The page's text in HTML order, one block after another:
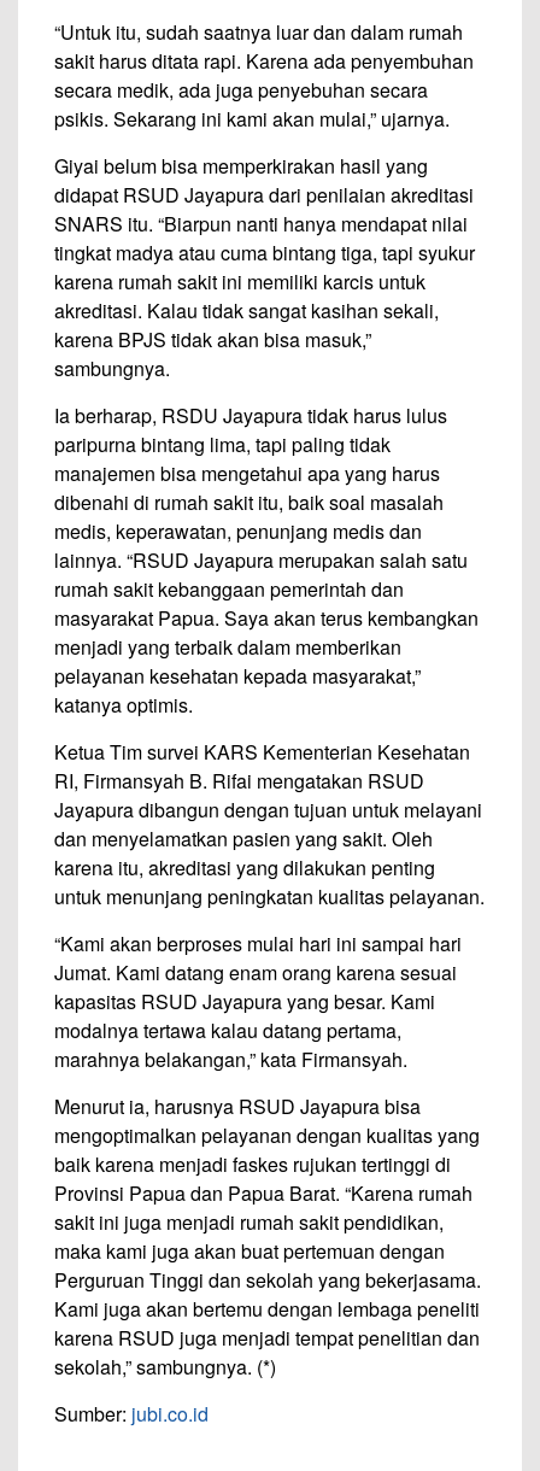
“Untuk itu, sudah saatnya luar dan dalam rumah
sakit harus ditata rapi. Karena ada penyembuhan
secara medik, ada juga penyebuhan secara
psikis. Sekarang ini kami akan mulai,” ujarnya.
Giyai belum bisa memperkirakan hasil yang
didapat RSUD Jayapura dari penilaian akreditasi
SNARS itu. “Biarpun nanti hanya mendapat nilai
tingkat madya atau cuma bintang tiga, tapi syukur
karena rumah sakit ini memiliki karcis untuk
akreditasi. Kalau tidak sangat kasihan sekali,
karena BPJS tidak akan bisa masuk,”
sambungnya.
Ia berharap, RSDU Jayapura tidak harus lulus
paripurna bintang lima, tapi paling tidak
manajemen bisa mengetahui apa yang harus
dibenahi di rumah sakit itu, baik soal masalah
medis, keperawatan, penunjang medis dan
lainnya. “RSUD Jayapura merupakan salah satu
rumah sakit kebanggaan pemerintah dan
masyarakat Papua. Saya akan terus kembangkan
menjadi yang terbaik dalam memberikan
pelayanan kesehatan kepada masyarakat,”
katanya optimis.
Ketua Tim survei KARS Kementerian Kesehatan
RI, Firmansyah B. Rifai mengatakan RSUD
Jayapura dibangun dengan tujuan untuk melayani
dan menyelamatkan pasien yang sakit. Oleh
karena itu, akreditasi yang dilakukan penting
untuk menunjang peningkatan kualitas pelayanan.
“Kami akan berproses mulai hari ini sampai hari
Jumat. Kami datang enam orang karena sesuai
kapasitas RSUD Jayapura yang besar. Kami
modalnya tertawa kalau datang pertama,
marahnya belakangan,” kata Firmansyah.
Menurut ia, harusnya RSUD Jayapura bisa
mengoptimalkan pelayanan dengan kualitas yang
baik karena menjadi faskes rujukan tertinggi di
Provinsi Papua dan Papua Barat. “Karena rumah
sakit ini juga menjadi rumah sakit pendidikan,
maka kami juga akan buat pertemuan dengan
Perguruan Tinggi dan sekolah yang bekerjasama.
Kami juga akan bertemu dengan lembaga peneliti
karena RSUD juga menjadi tempat penelitian dan
sekolah,” sambungnya. (*)
Sumber: jubi.co.id